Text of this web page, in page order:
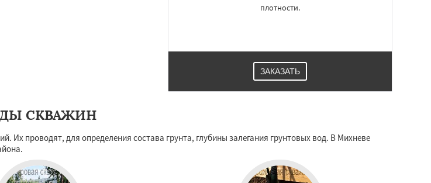
плотности.
ЗАКАЗАТЬ
СКВАЖИН
Их проводят, для определения состава грунта, глубины залегания грунтовых вод. В Михневе